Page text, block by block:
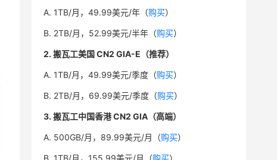
A. 1TB/月，49.99美元/年（购买）
B. 2TB/月，52.99美元/半年（购买）
2. 搬瓦工美国 CN2 GIA-E（推荐）
A. 1TB/月，49.99美元/季度（购买）
B. 2TB/月，69.99美元/季度（购买）
3. 搬瓦工中国香港 CN2 GIA（高端）
A. 500GB/月，89.99美元/月（购买）
B. 1TB/月，155.99美元/月（购买）